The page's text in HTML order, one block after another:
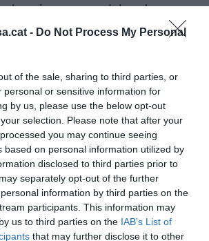
- Do Not Process My Personal
of the sale, sharing to third parties, or
personal or sensitive information for
by us, please use the below opt-out
selection. Please note that after your
you may continue seeing
based on personal information utilized by
disclosed to third parties prior to
separately opt-out of the further
information by third parties on the
participants. This information may
us to third parties on the IAB’s List of
that may further disclose it to other
i empreses del sector
pogut conèixer-se millor i
en el temps de
agrotechi cadascuna de
mostrar els seus productes
la major part s'han
matchamb les diferents
allà estaven presents.
Tech Digital